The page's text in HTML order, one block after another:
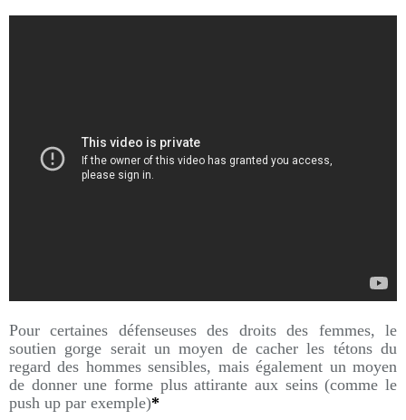
Pour certaines défenseuses des droits des femmes, le
soutien gorge serait un moyen de cacher les tétons du
regard des hommes sensibles, mais également un moyen
de donner une forme plus attirante aux seins (comme le
push up par exemple)*